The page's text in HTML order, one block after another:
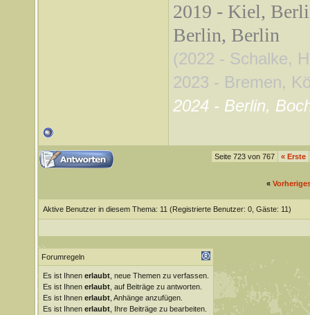
2019 - Kiel,
Berlin, Berlin
(2022 - Schalke,
2023 - Bremen,
2024 - Berlin,
Seite 723 von 767 «Erste
«
Aktive Benutzer in diesem Thema: 11 (Registrierte Benutzer: 0, Gäste: 11)
Forumregeln
Es ist Ihnen erlaubt, neue Themen zu verfassen.
Es ist Ihnen erlaubt, auf Beiträge zu antworten.
Es ist Ihnen erlaubt, Anhänge anzufügen.
Es ist Ihnen erlaubt, Ihre Beiträge zu bearbeiten.